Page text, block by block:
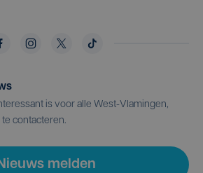
is voor alle West-Vlamingen,
contacteren.
melden